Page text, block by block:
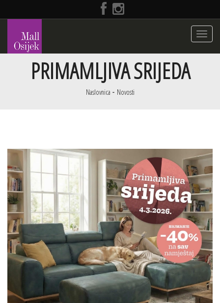
Toggle
PRIMAMLJIVA SRIJEDA
Naslovnica Novosti